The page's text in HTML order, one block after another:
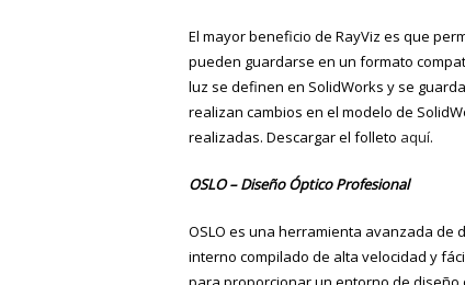
El mayor beneficio de RayViz es que
pueden guardarse en un formato
luz se definen en SolidWorks y se
realizan cambios en el modelo de
realizadas. Descargar el folleto aquí.
OSLO – Diseño Óptico Profesional
OSLO es una herramienta avanzada de
interno compilado de alta velocidad y